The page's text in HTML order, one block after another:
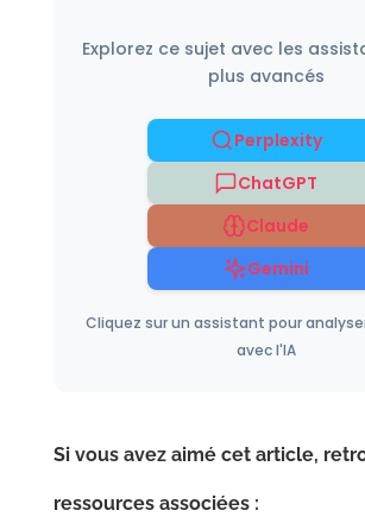
Explorez ce sujet avec les
plus avancés
Perplexity
ChatGPT
Claude
Gemini
Cliquez sur un assistant pour
avec l'IA
Si vous avez aimé cet article,
ressources associées :